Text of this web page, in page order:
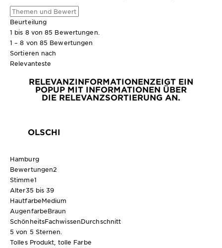
Beurteilung
1 bis 8 von 85 Bewertungen.
1 – 8 von 85 Bewertungen
Sortieren nach
Relevanteste
RELEVANZINFORMATIONENZEIGT EIN
POPUP MIT INFORMATIONEN ÜBER
DIE RELEVANZSORTIERUNG AN.
OLSCHI
Hamburg
Bewertungen2
Stimme1
Alter35 bis 39
HautfarbeMedium
AugenfarbeBraun
SchönheitsFachwissenDurchschnitt
5 von 5 Sternen.
Tolles Produkt, tolle Farbe